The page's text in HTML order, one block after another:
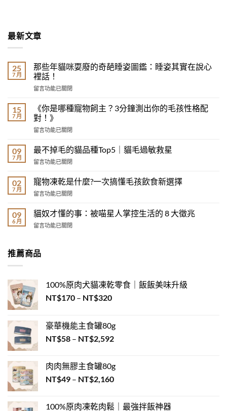
最新文章
25
7 月
那些年貓咪耍廢的奇葩睡姿圖鑑：睡姿其實在說心
裡話！
在
年
貓
咪
廢
奇
睡
姿
鑑：
睡
姿
在
話！〉
中
留言功能已關閉
15
7 月
《你是哪種寵物飼主？3分鐘測出你的毛孩性格配
對！》
在
是
哪
種
物
飼
主？
分
鐘
你
的
格
配
對！》〉
留言功能已關閉
09
7 月
最不掉毛的貓品種Top5｜貓毛過敏救星
在
不
掉
毛
貓
品
種
貓
敏
救
星〉
中
留言功能已關閉
02
7 月
寵物凍乾是什麼?一次搞懂毛孩飲食新選擇
在
物
凍
乾
麼?
搞
懂
毛
孩
食
擇〉
留言功能已關閉
09
6 月
貓奴才懂的事：被喵星人掌控生活的 8 大徵兆
在
才
懂
喵
星
人
掌
活
8
大
兆〉
留言功能已關閉
推薦商品
100%原肉犬貓凍乾零食｜飯飯美味升級
NT$170 – NT$320價
圍：
NT$170
豪華機能主食罐80g
NT$58 – NT$2,592價
圍：
NT$58
NT$2,592
肉肉無膠主食罐80g
NT$49 – NT$2,160價
100%原肉凍乾肉鬆｜最強拌飯神器